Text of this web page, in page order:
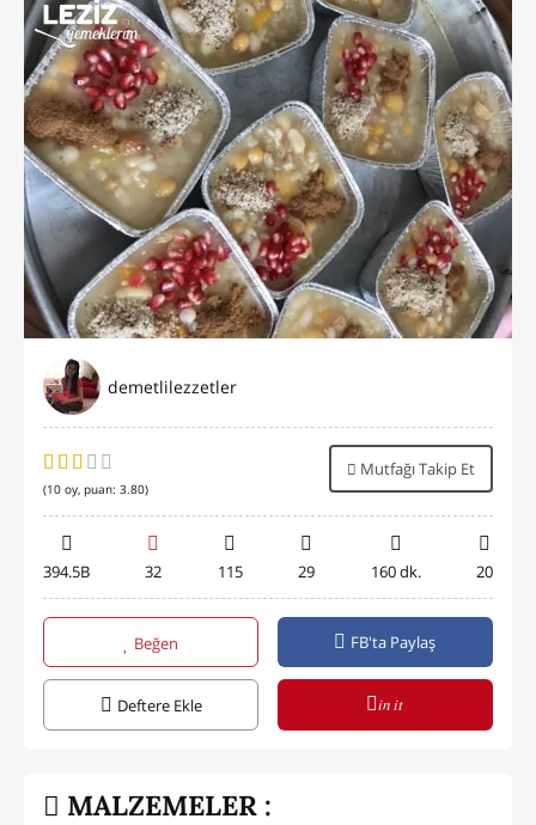
demetlilezzetler
(10 oy, puan: 3.80)
Mutfağı Takip Et
394.5B 32 115 29 160 dk. 20
Beğen FB'ta Paylaş
Deftere Ekle in it
MALZEMELER :